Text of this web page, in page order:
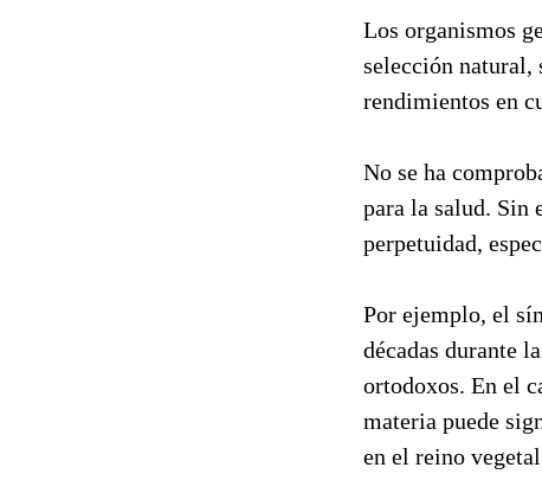
Los organismos
selección natural,
rendimientos en
No se ha
para la salud. Sin
perpetuidad,
Por ejemplo, el
décadas durante
ortodoxos. En el
materia puede
en el reino